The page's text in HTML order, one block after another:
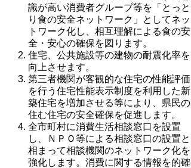
識が高い消費者グループ等を「とっと
り食の安全ネットワーク」としてネッ
トワーク化し、相互理解による食の安
全・安心の確保を図ります。
住宅、公共施設等の建物の耐震化率を
向上させます。
第三者機関が客観的な住宅の性能評価
を行う住宅性能表示制度を利用した新
築住宅を増加させる等により、県民の
住む住宅の安全確保を促進します。
全市町村に消費生活相談窓口を設置
し、ＮＰＯ等による相談窓口の設置と
相まって相談機関のネットワーク化を
強化します。消費に関する情報を的確